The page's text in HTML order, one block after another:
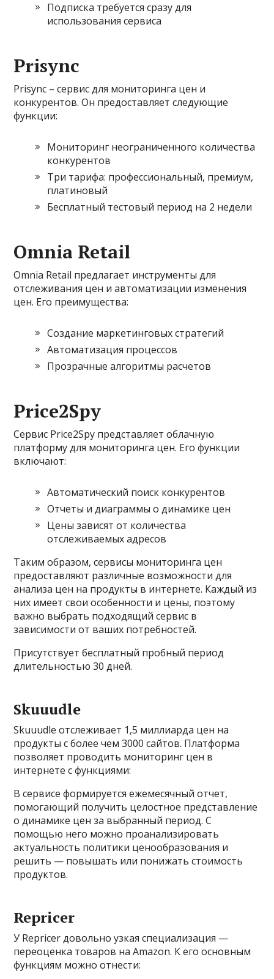
Подписка требуется сразу для
использования сервиса
Prisync
Prisync – сервис для мониторинга цен и
конкурентов. Он предоставляет следующие
функции:
Мониторинг неограниченного количества
конкурентов
Три тарифа: профессиональный, премиум,
платиновый
Бесплатный тестовый период на 2 недели
Omnia Retail
Omnia Retail предлагает инструменты для
отслеживания цен и автоматизации изменения
цен. Его преимущества:
Создание маркетинговых стратегий
Автоматизация процессов
Прозрачные алгоритмы расчетов
Price2Spy
Сервис Price2Spy представляет облачную
платформу для мониторинга цен. Его функции
включают:
Автоматический поиск конкурентов
Отчеты и диаграммы о динамике цен
Цены зависят от количества
отслеживаемых адресов
Таким образом, сервисы мониторинга цен
предоставляют различные возможности для
анализа цен на продукты в интернете. Каждый из
них имеет свои особенности и цены, поэтому
важно выбрать подходящий сервис в
зависимости от ваших потребностей.
Присутствует бесплатный пробный период
длительностью 30 дней.
Skuuudle
Skuuudle отслеживает 1,5 миллиарда цен на
продукты с более чем 3000 сайтов. Платформа
позволяет проводить мониторинг цен в
интернете с функциями:
В сервисе формируется ежемесячный отчет,
помогающий получить целостное представление
о динамике цен за выбранный период. С
помощью него можно проанализировать
актуальность политики ценообразования и
решить — повышать или понижать стоимость
продуктов.
Repricer
У Repricer довольно узкая специализация —
переоценка товаров на Amazon. К его основным
функциям можно отнести: